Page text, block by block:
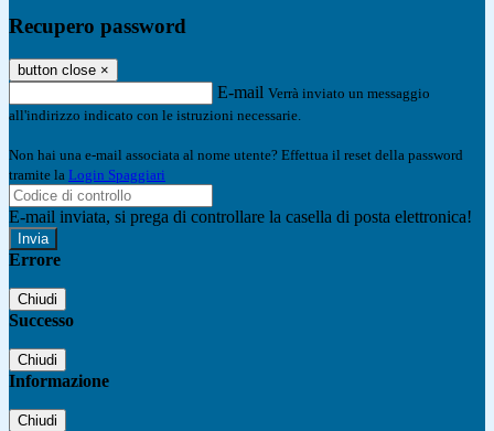
Recupero password
button close ×
E-mail Verrà inviato un messaggio
all'indirizzo indicato con le istruzioni necessarie.
Non hai una e-mail associata al nome utente? Effettua il reset della password
tramite la Login Spaggiari
E-mail inviata, si prega di controllare la casella di posta elettronica!
Errore
Chiudi
Successo
Chiudi
Informazione
Chiudi